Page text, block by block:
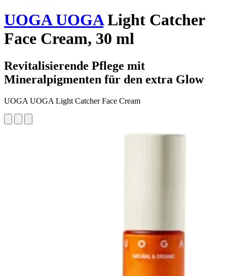
UOGA UOGALight Catcher
Face Cream, 30 ml
Revitalisierende Pflege mit
Mineralpigmenten für den extra Glow
UOGA UOGA Light Catcher Face Cream